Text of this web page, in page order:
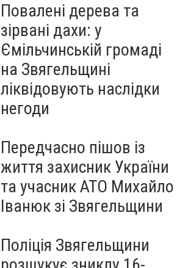
Повалені дерева та
зірвані дахи: у
Ємільчинській громаді
на Звягельщині
ліквідовують наслідки
негоди
Передчасно пішов із
життя захисник України
та учасник АТО Михайло
Іванюк зі Звягельщини
Поліція Звягельщини